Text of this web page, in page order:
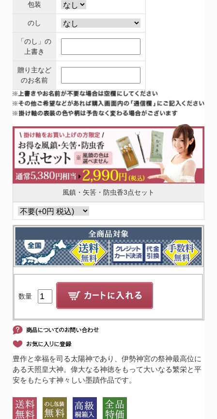
包装
のし
「のし」の
上書き
贈り主など
のお名前
風鎮・矢筈・防虫香3点セット
数量
豊作と幸福を司る太陽神であり、伊勢神宮の祭神最高位に
ある天照皇大神。偉大なる神徳をもって大いなる繁栄と平
安をもたらす神々しい墨蹟作品です。